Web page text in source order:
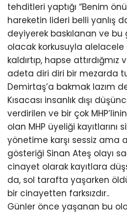
tehditleri yaptığı “Benim
hareketin lideri belli yanlış
deyiyerek baskılanan ve
olacak korkusuyla alelacele
kaldırtıp, hapse attırdığmız
adeta diri diri bir mezarda
Demirtaş’a bakmak lazım
Kısacası insanlık dışı
verdirilen ve bir çok
olan MHP üyeliği kayıtlarını
yönetime karşı sessiz ama
gösteriği Sinan Ateş olayı
cinayet olarak kayıtlara
da, sol tarafta yaşarken
bir cinayetten farksızdır..
Günler önce yaşanan bu